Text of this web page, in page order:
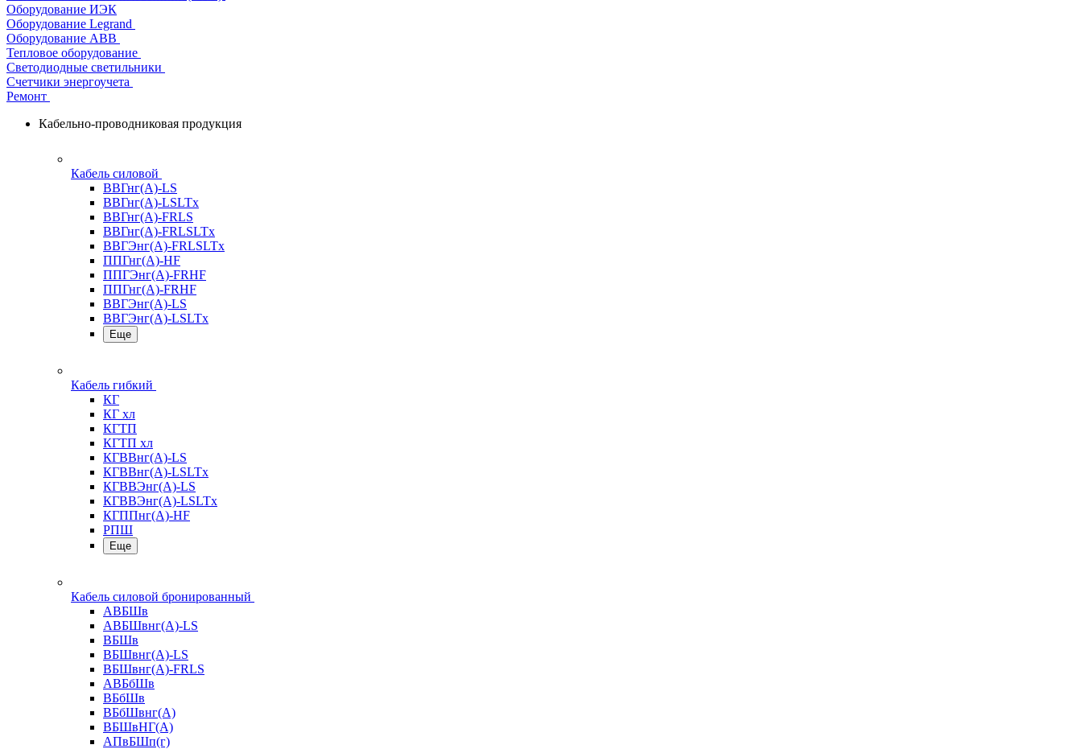
Оборудование ИЭК
Оборудование Legrand
Оборудование АВВ
Тепловое оборудование
Светодиодные светильники
Счетчики энергоучета
Ремонт
Кабельно-проводниковая продукция
Кабель силовой
ВВГнг(А)-LS
ВВГнг(А)-LSLTx
ВВГнг(А)-FRLS
ВВГнг(А)-FRLSLTx
ВВГЭнг(А)-FRLSLTx
ППГнг(А)-HF
ППГЭнг(А)-FRHF
ППГнг(А)-FRHF
ВВГЭнг(А)-LS
ВВГЭнг(А)-LSLTx
Еще
Кабель гибкий
КГ
КГ хл
КГТП
КГТП хл
КГВВнг(А)-LS
КГВВнг(А)-LSLTx
КГВВЭнг(А)-LS
КГВВЭнг(А)-LSLTx
КГППнг(А)-HF
РПШ
Еще
Кабель силовой бронированный
АВБШв
АВБШвнг(А)-LS
ВБШв
ВБШвнг(А)-LS
ВБШвнг(А)-FRLS
АВБбШв
ВБбШв
ВБбШвнг(А)
ВБШвНГ(А)
АПвБШп(г)